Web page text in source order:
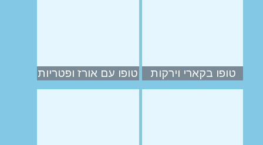
טופו בקארי וירקות טופו עם אורז ופטריות